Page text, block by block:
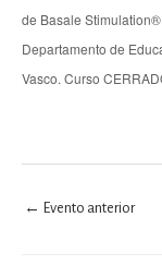
de Basale
Departamento de
Vasco. Curso
← Evento anterior